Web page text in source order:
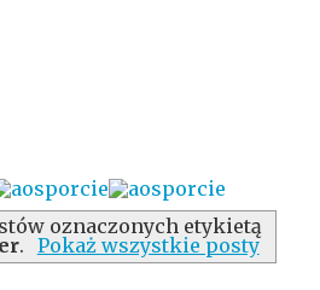
oznaczonych etykietą
. Pokaż wszystkie posty